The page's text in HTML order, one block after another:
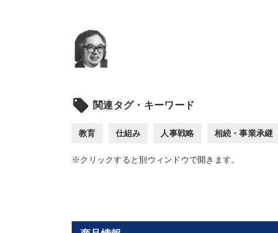
local_offer 関連タグ・キーワード
教育 仕組み 人事戦略 相続・事業承継
※クリックすると別ウィンドウで開きます。